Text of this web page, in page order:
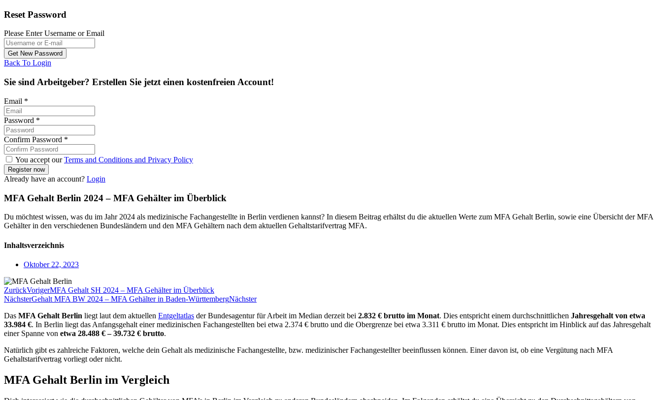
Reset Password
Please Enter Username or Email
Back To Login
Sie sind Arbeitgeber? Erstellen Sie jetzt einen kostenfreien Account!
Email *
Password *
Confirm Password *
You accept ourTerms and Conditions and Privacy Policy
Already have an account? Login
MFA Gehalt Berlin 2024 – MFA Gehälter im Überblick
Du möchtest wissen, was du im Jahr 2024 als medizinische Fachangestellte in Berlin verdienen kannst? In diesem Beitrag erhältst du die aktuellen Werte zum MFA Gehalt Berlin, sowie eine Übersicht der MFA
Gehälter in den verschiedenen Bundesländern und den MFA Gehältern nach dem aktuellen Gehaltstarifvertrag MFA.
Inhaltsverzeichnis
Oktober 22, 2023
ZurückVorigerMFA Gehalt SH 2024 – MFA Gehälter im Überblick
NächsterGehalt MFA BW 2024 – MFA Gehälter in Baden-WürttembergNächster
Das MFA Gehalt Berlin liegt laut dem aktuellen Entgeltatlas der Bundesagentur für Arbeit im Median derzeit bei 2.832 € brutto im Monat. Dies entspricht einem durchschnittlichen Jahresgehalt von etwa
33.984 €. In Berlin liegt das Anfangsgehalt einer medizinischen Fachangestellten bei etwa 2.374 € brutto und die Obergrenze bei etwa 3.311 € brutto im Monat. Dies entspricht im Hinblick auf das Jahresgehalt
einer Spanne von etwa 28.488 € – 39.732 € brutto.
Natürlich gibt es zahlreiche Faktoren, welche dein Gehalt als medizinische Fachangestellte, bzw. medizinischer Fachangestellter beeinflussen können. Einer davon ist, ob eine Vergütung nach MFA
Gehaltstarifvertrag vorliegt oder nicht.
MFA Gehalt Berlin im Vergleich